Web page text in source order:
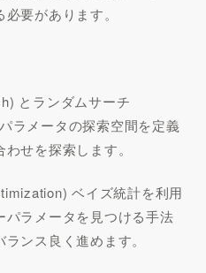
要があります。
とランダムサーチ
ラメータの探索空間を定義
せを探索します。
ベイズ統計を利用
パラメータを見つける手法
ンス良く進めます。